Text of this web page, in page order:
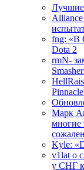
Лучшие
Alliance
fng: «В
Dota 2
rmN-
Марк
Kyle:
v1lat о
у СНГ к